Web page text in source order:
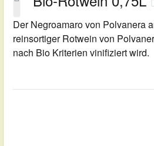
Der Negroamaro von Polvanera
reinsortiger Rotwein von
nach Bio Kriterien vinifiziert wird.